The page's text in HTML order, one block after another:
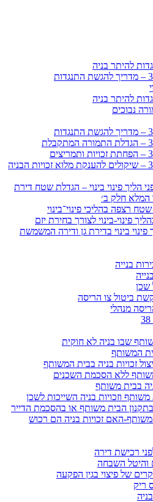
להיתר בניה
להיתר בניה
נבוכים
הליך פינוי בינוי – הגדלת שטח דירת
המלא חלק ב׳
רצפה בהליכי פינוי־בינוי
פינוי-בינוי לצורך בחירת יזם
פינוי בינוי בדירת גן ודירה המשמשת
בנייה
שכן
ביטול צו הריסה
מנהלי
שבו בניה לא חוקית
המשותף
זכויות בניה בבית המשותף
ללא הסכמת השכנים
בבית משותף
וזכויות בניה השייכות לשכן
בתקנון הבית משותף או בהסכמת הדייר
האם זכויות בניה הם רכוש
רכישת דירה
והיטל השבחה
של פיצוי בגין הפקעה
ריק